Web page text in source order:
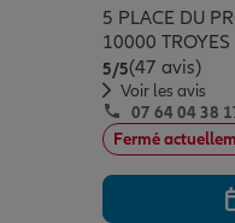
5 PLACE DU
10000 TROYES
5/5Note de 5 sur 5
(47 avis)
Voir les avis
07 64 04 38
Fermé